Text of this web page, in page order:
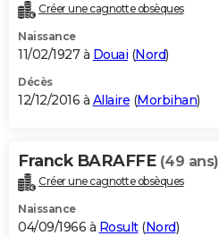
Créer une cagnotte obsèques
Naissance
11/02/1927 à Douai (Nord)
Décès
12/12/2016 à Allaire (Morbihan)
Franck BARAFFE (49 ans)
Créer une cagnotte obsèques
Naissance
04/09/1966 à Rosult(Nord)